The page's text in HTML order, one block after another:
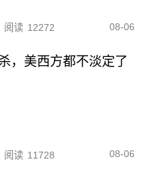
阅读 12272 08-06
，美西方都不淡定了
阅读 11728 08-06